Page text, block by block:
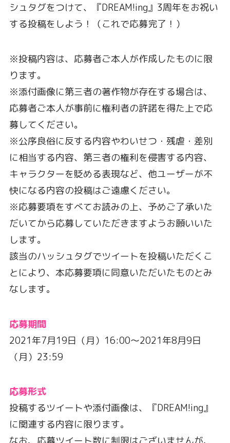
シュタグをつけて、『DREAM!ing』3周年をお祝い
する投稿をしよう！（これで応募完了！）
※投稿内容は、応募者ご本人が作成したものに限
ります。
※添付画像に第三者の著作物が存在する場合は、
応募者ご本人が事前に権利者の許諾を得た上で応
募してください。
※公序良俗に反する内容やわいせつ・残虐・差別
に相当する内容、第三者の権利を侵害する内容、
キャラクターを貶める表現など、他ユーザーが不
快になる内容の投稿はご遠慮ください。
※応募要項をすべてお読みの上、予めご了承いた
だいてから応募していただきますようお願いいた
します。
該当のハッシュタグでツイートを投稿いただくこ
とにより、本応募要項に同意いただいたものとみ
なします。
応募期間
2021年7月19日（月）16:00～2021年8月9日
（月）23:59
応募形式
投稿するツイートや添付画像は、『DREAM!ing』
に関連する内容に限ります。